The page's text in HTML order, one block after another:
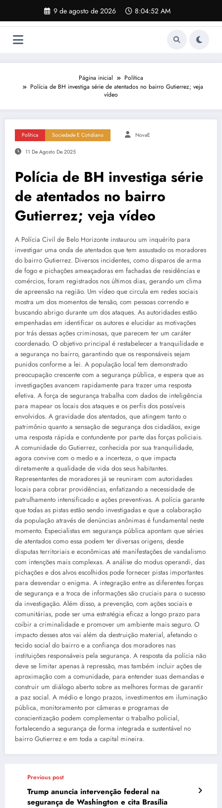
o
9 de agosto de 2026 8:04:53 AM
Página inicial
Política
Polícia de BH investiga série de atentados no bairro Gutierrez; veja
vídeo
Política Sociedade E Cotidiano NovaE
11 De Agosto De 2025
Polícia de BH investiga série
de atentados no bairro
Gutierrez; veja vídeo
A Polícia Civil de Belo Horizonte instaurou um inquérito para
investigar uma onda de atentados que tem assustado os moradores
do bairro Gutierrez. Diversos incidentes, como disparos de arma
de fogo e pichações ameaçadoras em fachadas de residências e
comércios, foram registrados nos últimos dias, gerando um clima
de apreensão na região. Um vídeo que circula em redes sociais
mostra um dos momentos de tensão, com pessoas correndo e
buscando abrigo durante um dos ataques. As autoridades estão
empenhadas em identificar os autores e elucidar as motivações
por trás dessas ações criminosas, que parecem ter um caráter
coordenado. O objetivo principal é restabelecer a tranquilidade e
a segurança no bairro, garantindo que os responsáveis sejam
punidos conforme a lei. A população local tem demonstrado
preocupação crescente com a segurança pública, e espera que as
investigações avancem rapidamente para trazer uma resposta
efetiva. A força de segurança trabalha com dados de inteligência
para mapear os locais dos ataques e os perfis dos possíveis
envolvidos. A gravidade dos atentados, que atingem tanto o
patrimônio quanto a sensação de segurança dos cidadãos, exige
uma resposta rápida e contundente por parte das forças policiais.
A comunidade do Gutierrez, conhecida por sua tranquilidade,
agora convive com o medo e a incerteza, o que impacta
diretamente a qualidade de vida dos seus habitantes.
Representantes de moradores já se reuniram com autoridades
locais para cobrar providências, enfatizando a necessidade de
patrulhamento intensificado e ações preventivas. A polícia garante
que todas as pistas estão sendo investigadas e que a colaboração
da população através de denúncias anônimas é fundamental neste
momento. Especialistas em segurança pública apontam que séries
de atentados como essa podem ter diversas origens, desde
disputas territoriais e econômicas até manifestações de vandalismo
com intenções mais complexas. A análise do modus operandi, das
pichações e dos alvos escolhidos pode fornecer pistas importantes
para desvendar o enigma. A integração entre as diferentes forças
de segurança e a troca de informações são cruciais para o sucesso
da investigação. Além disso, a prevenção, com ações sociais e
comunitárias, pode ser uma estratégia eficaz a longo prazo para
coibir a criminalidade e promover um ambiente mais seguro. O
impacto desses atos vai além da destruição material, afetando o
tecido social do bairro e a confiança dos moradores nas
instituições responsáveis pela segurança. A resposta da polícia não
deve se limitar apenas à repressão, mas também incluir ações de
aproximação com a comunidade, para entender suas demandas e
construir um diálogo aberto sobre as melhores formas de garantir
a paz social. A médio e longo prazos, investimentos em iluminação
pública, monitoramento por câmeras e programas de
conscientização podem complementar o trabalho policial,
fortalecendo a segurança de forma integrada e sustentável no
bairro Gutierrez e em toda a capital mineira.
Previous post
Trump anuncia intervenção federal na
segurança de Washington e cita Brasília